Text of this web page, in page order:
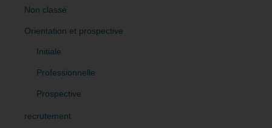
Non classé
Orientation et prospective
Initiale
Professionnelle
Prospective
recrutement